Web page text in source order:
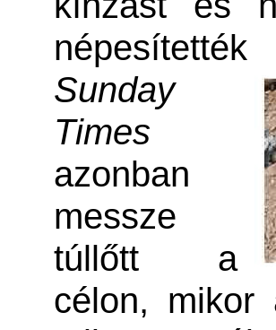
Sunday
Times
azonban
messze
túllőtt a
célon,